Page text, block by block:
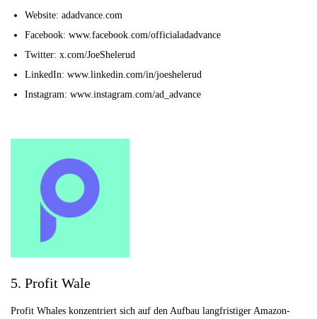
Website: adadvance.com
Facebook: www.facebook.com/officialadadvance
Twitter: x.com/JoeShelerud
LinkedIn: www.linkedin.com/in/joeshelerud
Instagram: www.instagram.com/ad_advance
5. Profit Wale
Profit Whales konzentriert sich auf den Aufbau langfristiger Amazon-